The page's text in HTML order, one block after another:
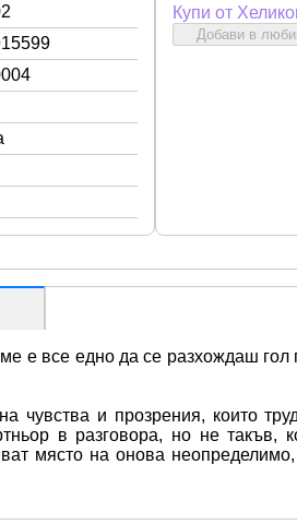
Купи от
Добави в
е все едно да се разхождаш гол
чувства и прозрения, които
в разговора, но не такъв,
място на онова